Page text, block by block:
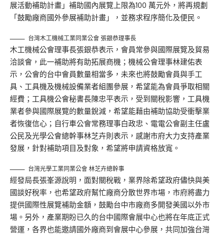
展活動補助計畫」補助國內展覽上限為100 萬元外，將再規劃
「鼓勵廠商國外參展補助計畫」，並務求程序簡化及便民。
台灣木工機械工業同業公會 張銀恭理事長
木工機械公會理事長張銀恭表示，會員常參與國際展覽及貿易
洽談會，此一補助將有助拓展商機；機械公會理事林建佑表
示，公會的台中會員數量相當多，未來也將鼓勵會員與手工
具、工具機及機械設備業者組團參展，希望能為會員爭取相關
經費；工具機公會秘書長陳忠平表示，受到關稅影響，工具機
業者參與國際展覽的數量銳減，希望能藉由補助協助受衝擊業
者恢復信心；自行車公會常務理事白政忠、電電公會副主任盧
公民及光學公會總幹事林芝卉則表示，感謝市府大力支持產業
發展，針對補助項目及對象，希望將申請資格放寬。
台灣光學工業同業公會 林芝卉總幹事
經發局長張峯源說明，面對關稅戰，業界除希望政府儘快與美
國談好稅率，也希望政府幫忙廠商分散世界市場，市府將盡力
提供國際性展覽補助金額，鼓勵台中市廠商多開發美國以外市
場。另外，產業期盼已久的台中國際會展中心也將在年底正式
營運，各界也能邀請國外廠商到會展中心參展，共同加強台灣